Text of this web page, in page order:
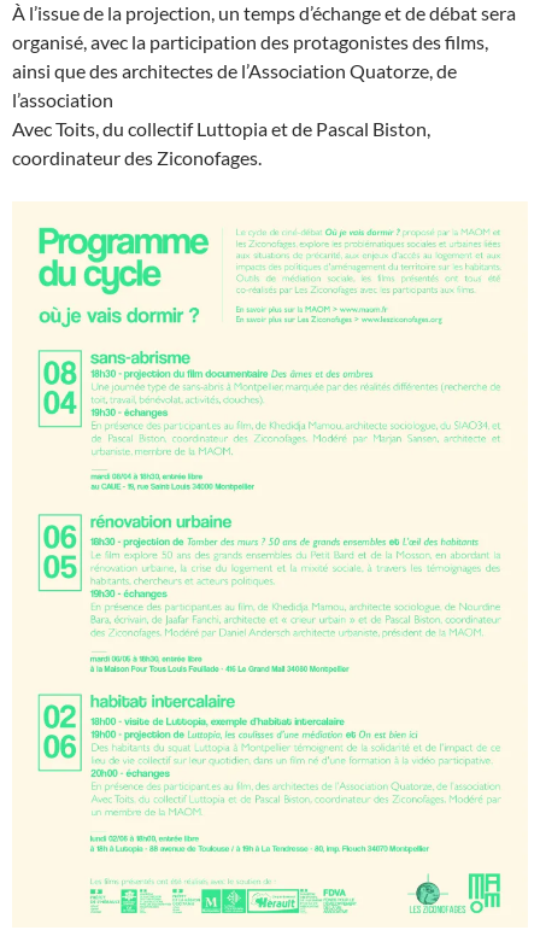
À l’issue de la projection, un temps d’échange et de débat sera
organisé, avec la participation des protagonistes des films,
ainsi que des architectes de l’Association Quatorze, de
l’association
Avec Toits, du collectif Luttopia et de Pascal Biston,
coordinateur des Ziconofages.